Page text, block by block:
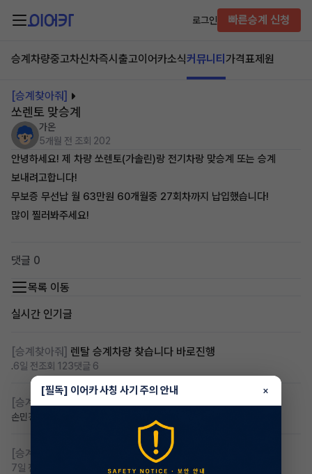
로그인 빠른승계 신청
승계차량중고차신차즉시출고이어카소식커뮤니티 가격표제원
[승계찾아줘]
쏘렌토 맞승계
가온
5개월 전 조회 202
안녕하세요! 제 차량 쏘렌토(가솔린)랑 전기차랑 맞승계 또는 승계
보내려고합니다!
무보증 무선납 월 63만원 60개월중 27회차까지 납입했습니다!
많이 찔러봐주세요!
댓글 0
목록 이동
실시간 인기글
[승계찾아줘] 렌탈 승계차량 찾습니다 바로진행
.6일 전조회 123댓글 6
[승계찾아줘] 아반떼cn7 승계자 구합니다
손민경
[승계찾아줘] 만22세 무심사 장기렌트 찾습니다
7일 전
[필독] 이어카 사칭 사기 주의 안내 ×